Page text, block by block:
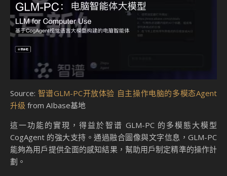
Source: 智谱GLM-PC开放体验 自主操作电脑的多模态Agent
升级 from AIbase基地
這一功能的實現，得益於智谱 GLM-PC 的多模態大模型
CogAgent 的強大支持。通過融合圖像與文字信息，GLM-PC
能夠為用戶提供全面的感知結果，幫助用戶制定精準的操作計
劃。